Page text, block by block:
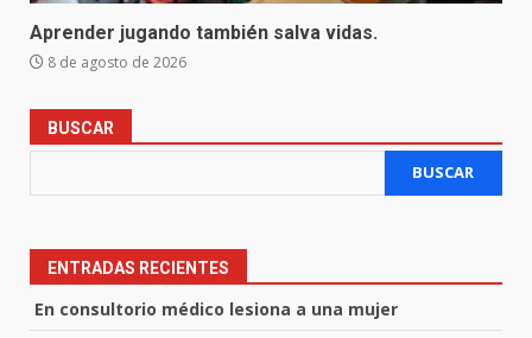
Aprender jugando también salva vidas.
8 de agosto de 2026
BUSCAR
BUSCAR
ENTRADAS RECIENTES
En consultorio médico lesiona a una mujer